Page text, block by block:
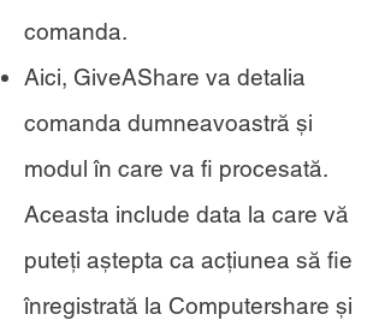
comanda.
Aici, GiveAShare va detalia
comanda dumneavoastră și
modul în care va fi procesată.
Aceasta include data la care vă
puteți aștepta ca acțiunea să fie
înregistrată la Computershare și